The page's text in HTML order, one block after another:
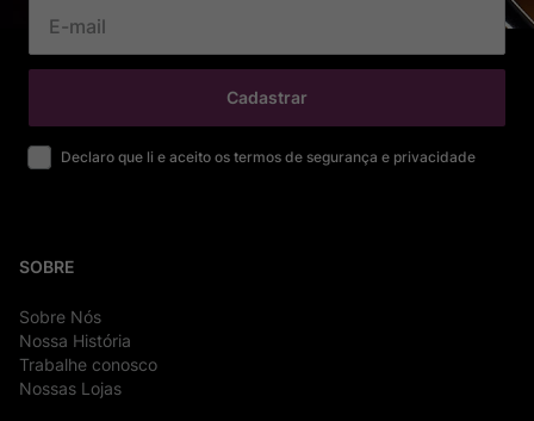
Cadastrar
Declaro que li e aceito os termos de segurança e privacidade
SOBRE
Sobre Nós
Nossa História
Trabalhe conosco
Nossas Lojas